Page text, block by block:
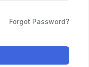
Forgot Password?